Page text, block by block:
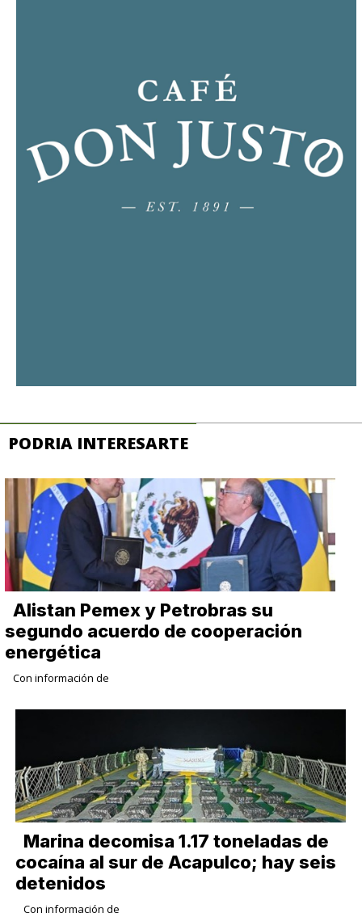
PODRIA INTERESARTE
Alistan Pemex y Petrobras su
segundo acuerdo de cooperación
energética
Con información de
Marina decomisa 1.17 toneladas de
cocaína al sur de Acapulco; hay seis
detenidos
Con información de